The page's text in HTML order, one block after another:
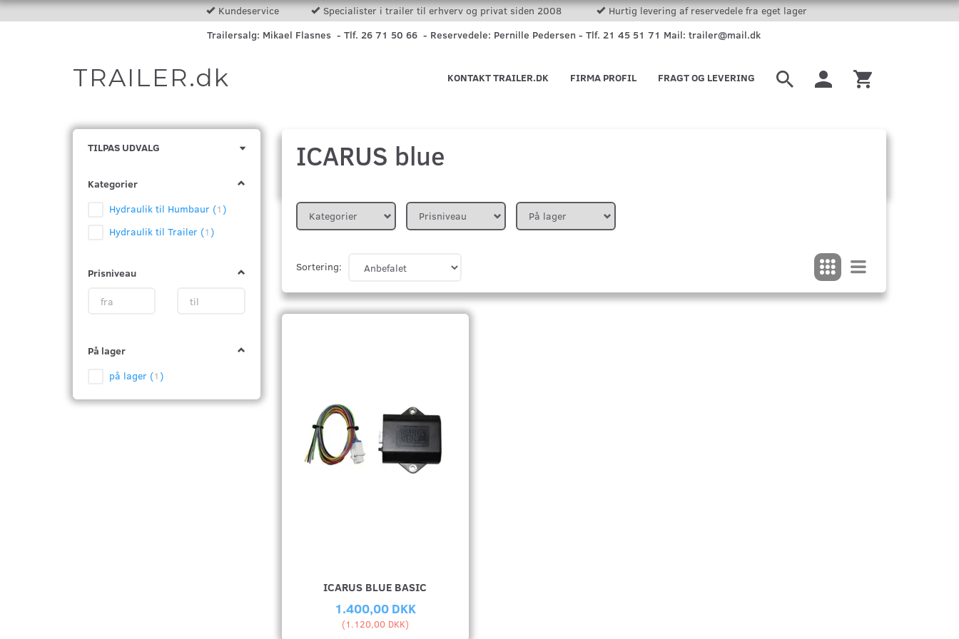
Kundeservice Specialister i trailer til erhverv og privat siden 2008
Hurtig levering af reservedele fra eget lager
Trailersalg: Mikael Flasnes - Tlf. 26 71 50 66 - Reservedele: Pernille Pedersen - Tlf. 21 45 51 71 Mail: trailer@mail.dk
TRAILER.dk FRAGT OG LEVERING
FIRMA PROFIL
KONTAKT TRAILER.DK
TILPAS UDVALG
Kategorier
Hydraulik til Humbaur (1)
Hydraulik til Trailer (1)
Prisniveau
På lager
på lager (1)
ICARUS blue
Kategorier Prisniveau På lager
Sortering:
ICARUS BLUE BASIC
1.400,00 DKK
(1.120,00 DKK)